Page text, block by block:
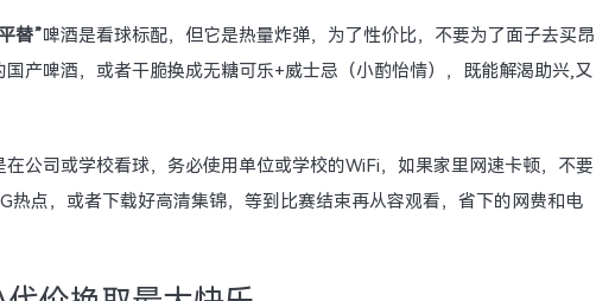
替”啤酒是看球标配，但它是热量炸弹，为了性价比，不要为了面子去买昂
产啤酒，或者干脆换成无糖可乐+威士忌（小酌怡情），既能解渴助兴,又
在公司或学校看球，务必使用单位或学校的WiFi，如果家里网速卡顿，不要
热点，或者下载好高清集锦，等到比赛结束再从容观看，省下的网费和电